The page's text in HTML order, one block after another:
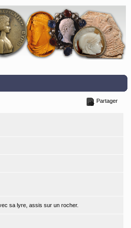
Partager
sa lyre, assis sur un rocher.